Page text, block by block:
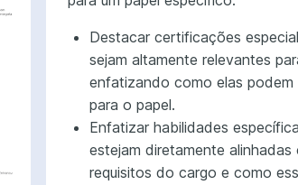
Destacar certificações
sejam altamente relevantes
enfatizando como elas podem
para o papel.
Enfatizar habilidades
estejam diretamente alinhadas
requisitos do cargo e como